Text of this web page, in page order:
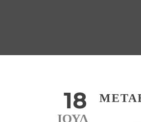
18
ΙΟΎΛ